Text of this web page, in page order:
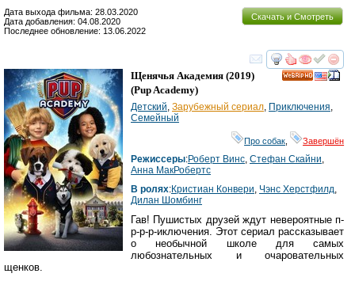
Скачать и Смотреть
Дата выхода фильма: 28.03.2020
Дата добавления: 04.08.2020
Последнее обновление: 13.06.2022
смотреть
Щенячья Академия (2019)
(Pup Academy)
Детский, Зарубежный сериал, Приключения,
Семейный
Про собак Завершён
Режиссеры:Роберт Винс, Стефан Скайни,
Анна МакРобертс
В ролях:Кристиан Конвери, Чэнс Херстфилд,
Дилан Шомбинг
Гав! Пушистых друзей ждут невероятные п-
р-р-р-иключения. Этот сериал рассказывает
о необычной школе для самых
любознательных и очаровательных
щенков.